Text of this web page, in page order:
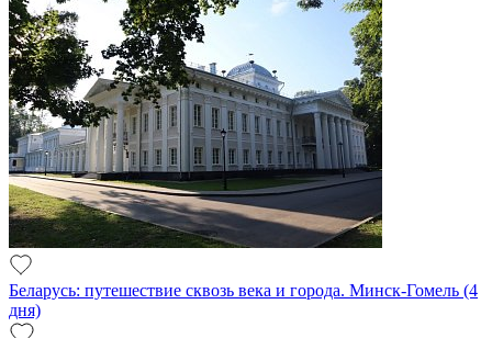
Беларусь: путешествие сквозь века и города. Минск-Гомель (4
дня)